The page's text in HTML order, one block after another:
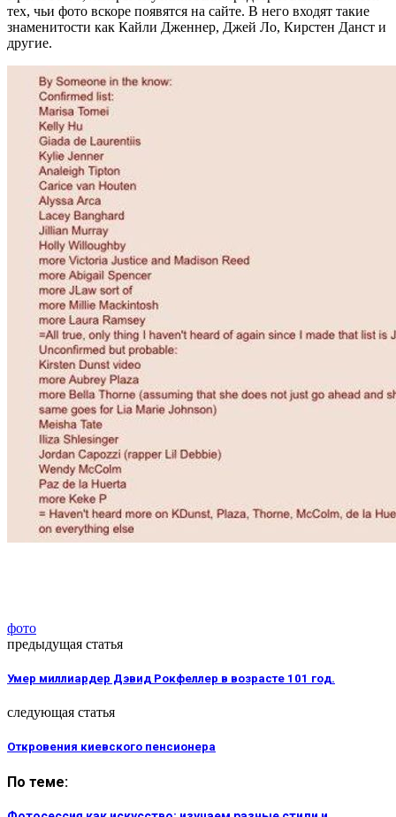
тех, чьи фото вскоре появятся на сайте. В него входят такие
знаменитости как Кайли Дженнер, Джей Ло, Кирстен Данст и
другие.
фото
предыдущая статья
Умер миллиардер Дэвид Рокфеллер в возрасте 101 год.
следующая статья
Откровения киевского пенсионера
По теме: